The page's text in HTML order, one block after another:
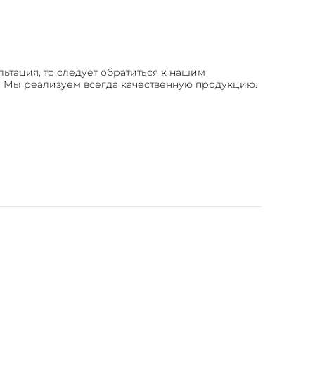
то следует обратиться к нашим
реализуем всегда качественную продукцию.